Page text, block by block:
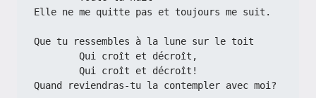
Elle ne me quitte pas et toujours me suit.
Que tu ressembles à la lune sur le toit
        Qui croît et décroît,
        Qui croît et décroît!
Quand reviendras-tu la contempler avec moi?